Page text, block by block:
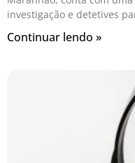
investigação e detetives
Continuar lendo »